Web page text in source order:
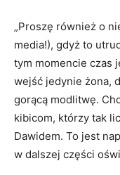
„Proszę również o
media!), gdyż to
tym momencie czas
wejść jedynie żona,
gorącą modlitwę.
kibicom, którzy tak
Dawidem. To jest
w dalszej części